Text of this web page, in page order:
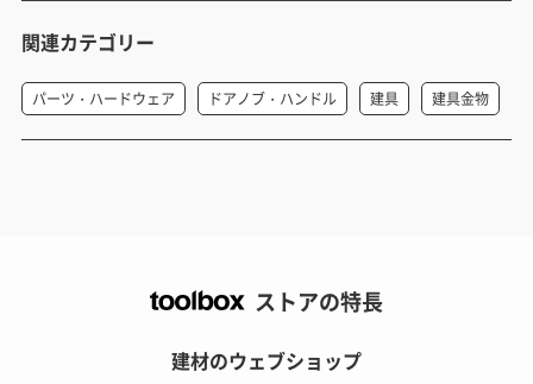
関連カテゴリー
パーツ・ハードウェア ドアノブ・ハンドル 建具 建具金物
ストアの特長
建材のウェブショップ